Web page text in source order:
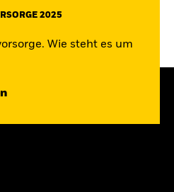
2025
Wie steht es um